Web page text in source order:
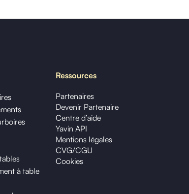
à table
Ressources
Partenaires
Devenir Partenaire
Centre d’aide
Yavin API
Mentions légales
CVG/CGU
Cookies